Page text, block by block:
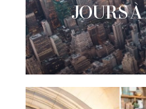
À PROPOS
CONTACT
JOURS